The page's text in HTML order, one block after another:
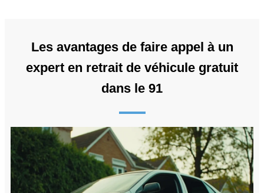
Les avantages de faire appel à un
expert en retrait de véhicule gratuit
dans le 91